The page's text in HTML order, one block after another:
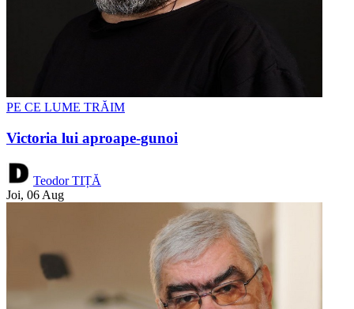
PE CE LUME TRĂIM
Victoria lui aproape-gunoi
Teodor TIȚĂ
Joi, 06 Aug